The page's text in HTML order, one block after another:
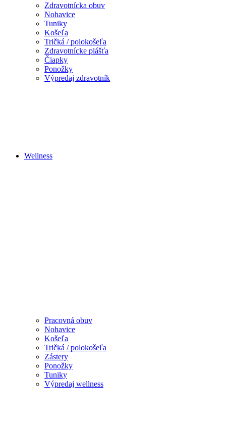
Zdravotnícka obuv
Nohavice
Tuniky
Košeľa
Tričká / polokošeľa
Zdravotnícke plášťa
Čiapky
Ponožky
Výpredaj zdravotník
Wellness
Pracovná obuv
Nohavice
Košeľa
Tričká / polokošeľa
Zástery
Ponožky
Tuniky
Výpredaj wellness